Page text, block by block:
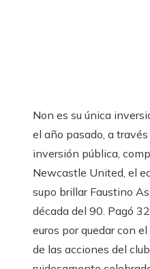
Non es su única
el año pasado, a
inversión pública,
Newcastle United, el
supo brillar Faustino
década del 90. Pagó
euros por quedar con
de las acciones del